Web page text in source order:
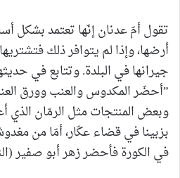
تقول أمّ عدنان إنّها تعتمد بشكل
أرضها، وإذا لم يتوافر ذلك
جيرانها في البلدة. وتتابع في
”أحضّر المكدوس والعنب وورق
وبعض المنتجات مثل الرمّان الذي
بزبينا في قضاء عكّار، أمّا من
في الكورة فأحضر زهر أبو صفير